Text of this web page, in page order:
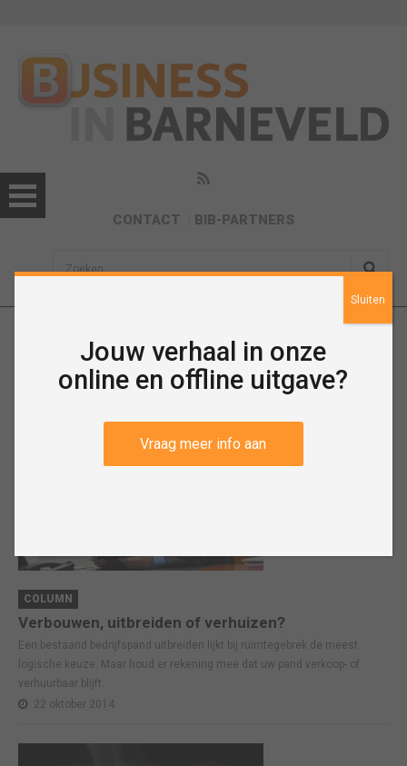
CONTACT BIB-PARTNERS
sisea.search
Nieuws
COLUMN
Verbouwen, uitbreiden of verhuizen?
Een bestaand bedrijfspand uitbreiden lijkt bij ruimtegebrek de meest
logische keuze. Maar houd er rekening mee dat uw pand verkoop- of
verhuurbaar blijft.
22 oktober 2014
Jouw verhaal in onze
online en offline uitgave?
Vraag meer info aan
Sluiten